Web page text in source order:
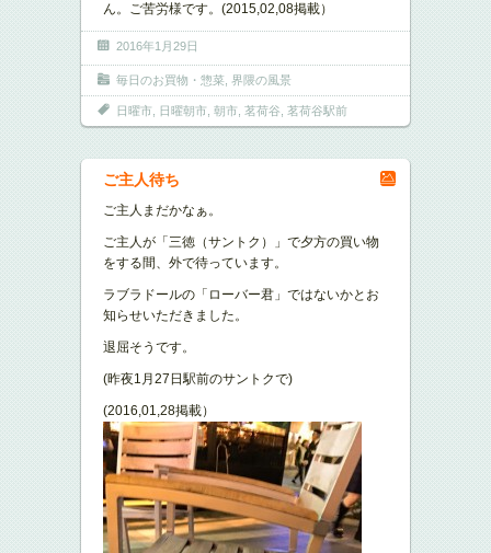
ん。ご苦労様です。(2015,02,08掲載）
2016年1月29日
毎日のお買物・惣菜 界隈の風景
日曜市 日曜朝市 朝市 茗荷谷 茗荷谷駅前
ご主人待ち
ご主人まだかなぁ。
ご主人が「三徳（サントク）」で夕方の買い物
をする間、外で待っています。
ラブラドールの「ローバー君」ではないかとお
知らせいただきました。
退屈そうです。
(昨夜1月27日駅前のサントクで)
(2016,01,28掲載）